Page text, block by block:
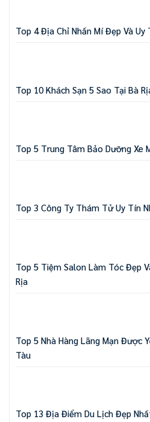
Top 4 Địa Chỉ Nhấn Mí Đẹp Và Uy
Top 10 Khách Sạn 5 Sao Tại Bà
Top 5 Trung Tâm Bảo Dưỡng Xe
Top 3 Công Ty Thám Tử Uy Tín
Top 5 Tiệm Salon Làm Tóc Đẹp
Rịa
Top 5 Nhà Hàng Lãng Mạn Được
Tàu
Top 13 Địa Điểm Du Lịch Đẹp